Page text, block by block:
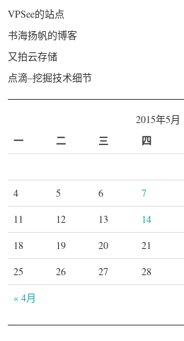
VPSee的站点
书海扬帆的博客
又拍云存储
点滴–挖掘技术细节
2015年5月
一 二 三 四
« 4月
4
5 6 7
11
12 13 14
18
19 20 21
25
26 27 28